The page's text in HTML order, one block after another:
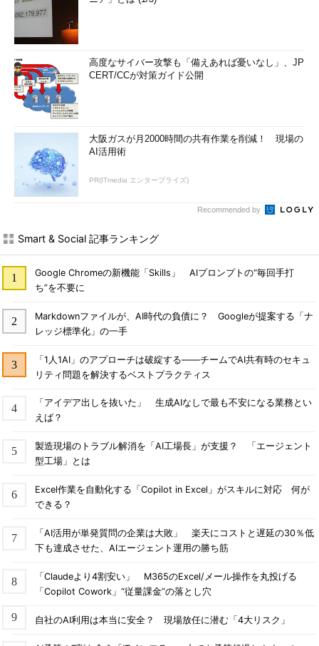
高度なサイバー攻撃も「備えあれば憂いなし」、JP
CERT/CCが対策ガイド公開
大阪ガスが月2000時間の共有作業を削減！ 現場の
AI活用術
PR(ITmedia エンタープライズ)
Recommended by
Smart & Social 記事ランキング
Google Chromeの新機能「Skills」 AIプロンプトの“毎回手打
ち”を不要に
Markdownファイルが、AI時代の負債に？ Googleが提案する「ナ
レッジ標準化」の一手
「1人1AI」のアプローチは破綻する――チームでAI共有時のセキュ
リティ問題を解決するベストプラクティス
「アイデア出しを抜いた」 生成AIなしで最も不安になる業務とい
えば？
製造現場のトラブル解消を「AI工場長」が支援？ 「エージェント
型工場」とは
Excel作業を自動化する「Copilot in Excel」がスキルに対応 何が
できる？
「AI活用が単発質問の企業は大敗」 楽天にコストと遅延の30％低
下も達成させた、AIエージェント運用の勝ち筋
「Claudeより4割安い」 M365のExcel/メール操作を丸投げる
「Copilot Cowork」“従量課金”の落とし穴
自社のAI利用は本当に安全？ 現場放任に潜む「4大リスク」